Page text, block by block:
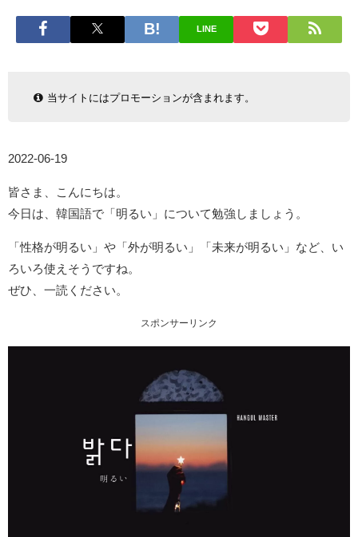
LINE
当サイトにはプロモーションが含まれます。
2022-06-19
皆さま、こんにちは。
今日は、韓国語で「明るい」について勉強しましょう。
「性格が明るい」や「外が明るい」「未来が明るい」など、い
ろいろ使えそうですね。
ぜひ、一読ください。
スポンサーリンク